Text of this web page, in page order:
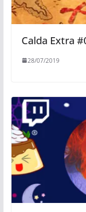
Calda Extra
28/07/2019